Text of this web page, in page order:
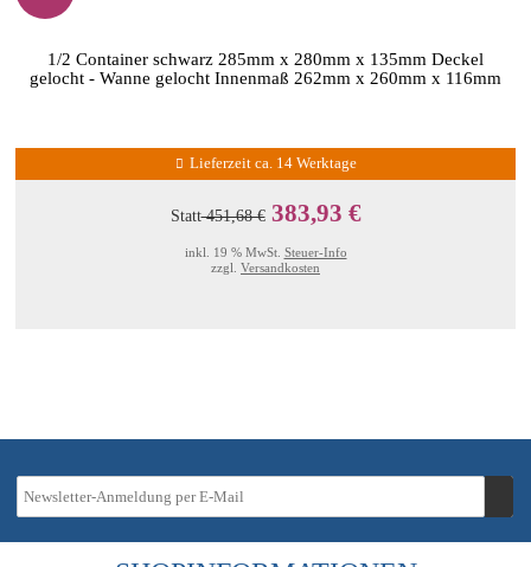
1/2 Container schwarz 285mm x 280mm x 135mm Deckel
gelocht - Wanne gelocht Innenmaß 262mm x 260mm x 116mm
Lieferzeit ca. 14 Werktage
Statt451,68 € 383,93 €
inkl. 19 % MwSt. Steuer-Info
zzgl. Versandkosten